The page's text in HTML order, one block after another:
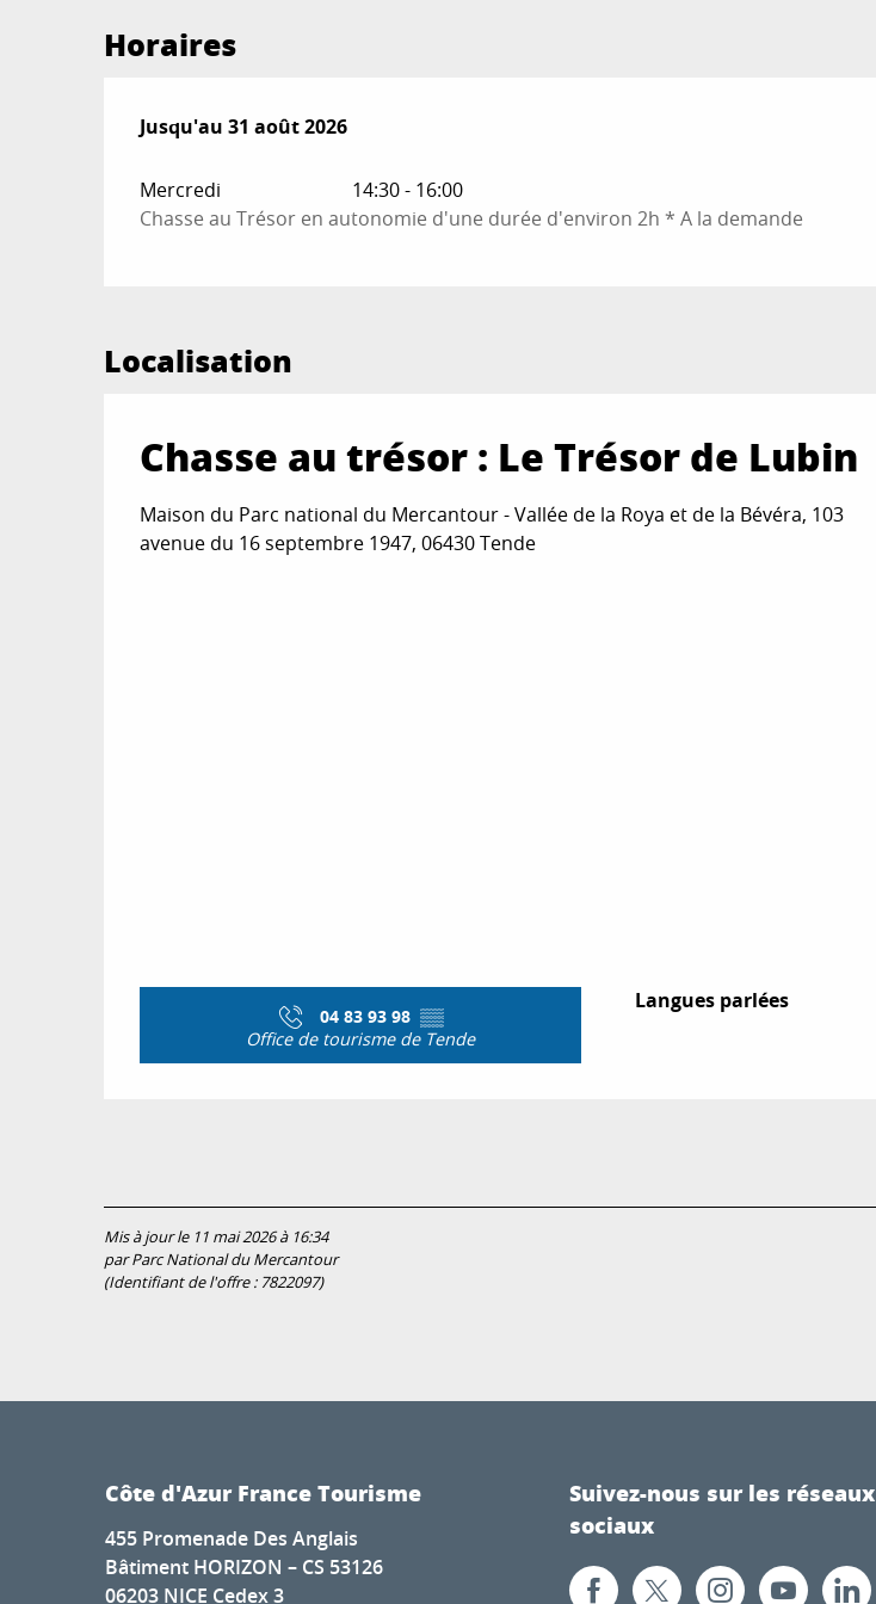
Horaires
Du1 juillet 2026au31 août 2026
Jusqu'au 31 août 2026
Mercredi
14:30 - 16:00
Chasse au Trésor en autonomie d'une durée d'environ 2h * A la demande
Localisation
Chasse au trésor : Le Trésor de Lubin
Maison du Parc national du Mercantour - Vallée de la Roya et de la Bévéra, 103
avenue du 16 septembre 1947, 06430 Tende
04 83 93 98 ▒▒
Office de tourisme de Tende
Langues parlées
Langues parlées
Mis à jour le 11 mai 2026 à 16:34
par Parc National du Mercantour
(Identifiant de l'offre : 7822097)
Côte d'Azur France Tourisme
455 Promenade Des Anglais
Bâtiment HORIZON – CS 53126
06203 NICE Cedex 3
Suivez-nous sur les réseaux
sociaux